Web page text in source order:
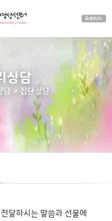
상담
담 > 집단상담
달하시는 말씀과 선물에